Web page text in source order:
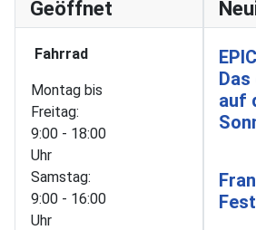
Geöffnet
Fahrrad
Montag bis
Freitag:
9:00 - 18:00
Uhr
Samstag:
9:00 - 16:00
Uhr
auf